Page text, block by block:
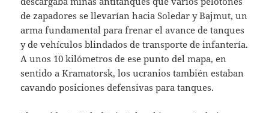
de zapadores se llevarían hacia Soledar y Bajmut, un
arma fundamental para frenar el avance de tanques
y de vehículos blindados de transporte de infantería.
A unos 10 kilómetros de ese punto del mapa, en
sentido a Kramatorsk, los ucranios también estaban
cavando posiciones defensivas para tanques.